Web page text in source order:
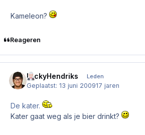
Kameleon?
Reageren
NickyHendriks Leden
Geplaatst:13 juni 200917 jaren
De kater.
Kater gaat weg als je bier drinkt?